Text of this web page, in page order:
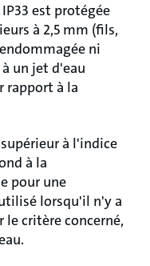
est protégée
à 2,5 mm (fils,
ni
un jet d'eau
rapport à la
à l'indice
à la
pour une
lorsqu'il n'y a
critère concerné,